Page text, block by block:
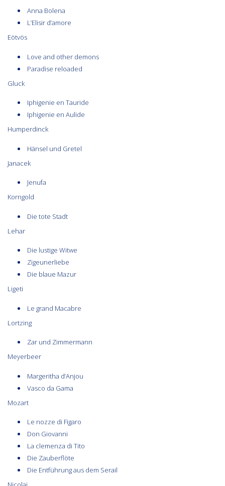
Anna Bolena
L’Elisir d’amore
Eötvös
Love and other demons
Paradise reloaded
Gluck
Iphigenie en Tauride
Iphigenie en Aulide
Humperdinck
Hänsel und Gretel
Janacek
Jenufa
Korngold
Die tote Stadt
Lehar
Die lustige Witwe
Zigeunerliebe
Die blaue Mazur
Ligeti
Le grand Macabre
Lortzing
Zar und Zimmermann
Meyerbeer
Margeritha d’Anjou
Vasco da Gama
Mozart
Le nozze di Figaro
Don Giovanni
La clemenza di Tito
Die Zauberflöte
Die Entführung aus dem Serail